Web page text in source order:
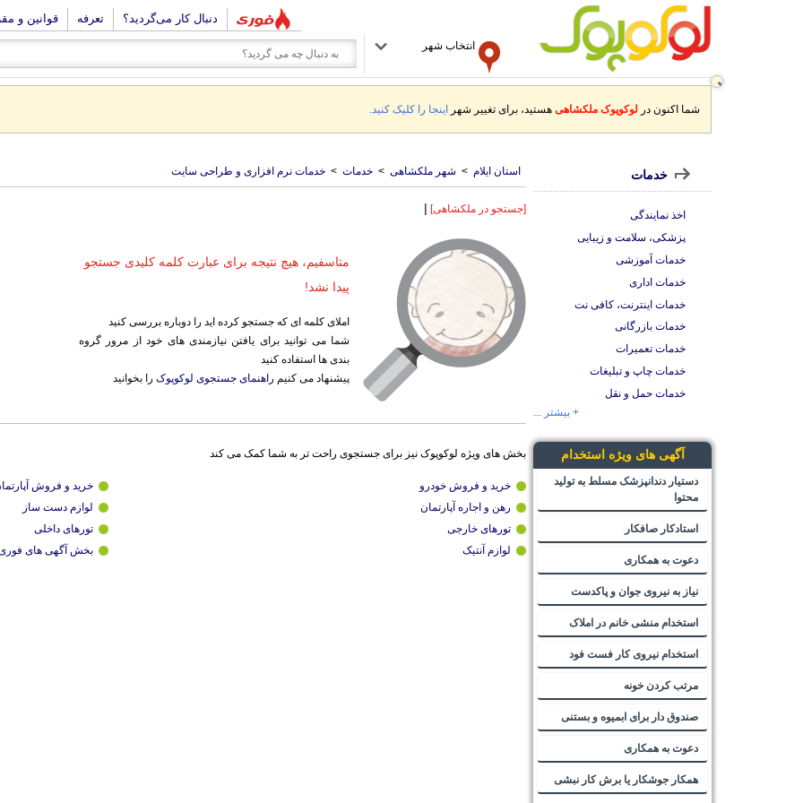
دنبال کار می‌گردید؟ تعرفه قوانین و
انتخاب شهر
شما اکنون در لوکوپوک ملکشاهی هستید، برای تغییر شهر اینجا را کلیک کنید.
استان ایلام > شهر ملکشاهی > خدمات > خدمات نرم افزاری و طراحی سایت
[جستجو در ملکشاهی] |
متاسفیم، هیچ نتیجه برای عبارت کلمه کلیدی جستجو
پیدا نشد!
املای کلمه ای که جستجو کرده اید را دوباره بررسی کنید
شما می توانید برای یافتن نیازمندی های خود از مرور گروه
بندی ها استفاده کنید
پیشنهاد می کنیم راهنمای جستجوی لوکوپوک را بخوانید
بخش های ویژه لوکوپوک نیز برای جستجوی راحت تر به شما کمک می کند
خرید و فروش خودرو
خرید و فروش
رهن و اجاره آپارتمان
لوازم دست ساز
تورهای خارجی
تورهای داخلی
لوازم آنتیک
بخش آگهی های
خدمات
اخذ نمایندگی
پزشکی، سلامت و زیبایی
خدمات آموزشی
خدمات اداری
خدمات اینترنت، کافی نت
خدمات بازرگانی
خدمات تعمیرات
خدمات چاپ و تبلیغات
خدمات حمل و نقل
+ بیشتر ...
آگهی های ویژه استخدام
دستیار دندانپزشک مسلط به تولید
محتوا
استادکار صافکار
دعوت به همکاری
نیاز به نیروی جوان و پاکدست
استخدام منشی خانم در املاک
استخدام نیروی کار فست فود
مرتب کردن خونه
صندوق دار برای ابمیوه و بستنی
دعوت به همکاری
همکار جوشکار یا برش کار نبشی